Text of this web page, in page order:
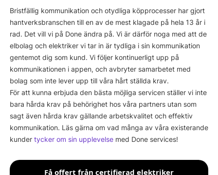
Bristfällig kommunikation och otydliga köpprocesser har gjort
hantverksbranschen till en av de mest klagade på hela 13 år i
rad. Det vill vi på Done ändra på. Vi är därför noga med att de
elbolag och elektriker vi tar in är tydliga i sin kommunikation
gentemot dig som kund. Vi följer kontinuerligt upp på
kommunikationen i appen, och avbryter samarbetet med
bolag som inte lever upp till våra hårt ställda krav.
För att kunna erbjuda den bästa möjliga servicen ställer vi inte
bara hårda krav på behörighet hos våra partners utan som
sagt även hårda krav gällande arbetskvalitet och effektiv
kommunikation. Läs gärna om vad många av våra existerande
kunder tycker om sin upplevelse med Done services!
Få offert från certifierad elektriker